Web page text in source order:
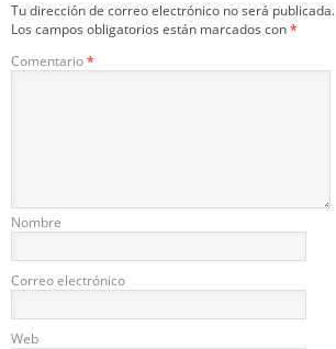
Tu dirección de correo electrónico no será publicada.
Los campos obligatorios están marcados con*
Comentario*
Nombre
Correo electrónico
Web